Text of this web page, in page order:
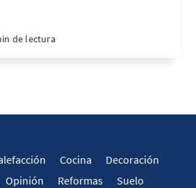
de lectura
Cocina
Decoración
Opinión Reformas Suelo